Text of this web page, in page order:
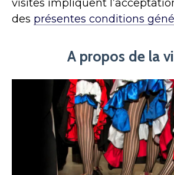
visites impliquent
des présentes conditions
A propos de la